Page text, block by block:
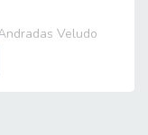
Veludo